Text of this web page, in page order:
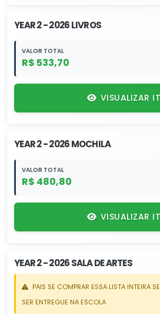
YEAR 2 - 2026 LIVROS
VALOR TOTAL
R$ 533,70
VISUALIZAR
YEAR 2 - 2026 MOCHILA
VALOR TOTAL
R$ 480,80
VISUALIZAR
YEAR 2 - 2026 SALA DE ARTES
PAIS SE COMPRAR ESSA LISTA INTEIRA
SER ENTREGUE NA ESCOLA